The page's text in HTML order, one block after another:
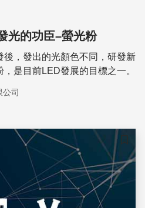
光的功臣–螢光粉
，發出的光顏色不同，研發新
是目前LED發展的目標之一。
司
儲存